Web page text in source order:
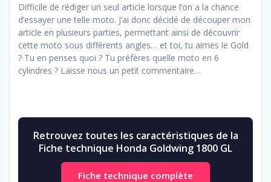
Difficile de rédiger un seul article lorsque l’on a la chance
d’essayer une telle moto. J’ai donc décidé de découper mon
article en plusieurs parties, permettant ainsi de découvrir
cette moto sous différents angles… et toi, tu aimes le Gold
? Tu en penses quoi ? Tu préfères quelle moto en 6
cylindres ? Laisse nous un petit commentaire…
Retrouvez toutes les caractéristiques de la
Fiche technique Honda Goldwing 1800 GL
Fiche technique complète